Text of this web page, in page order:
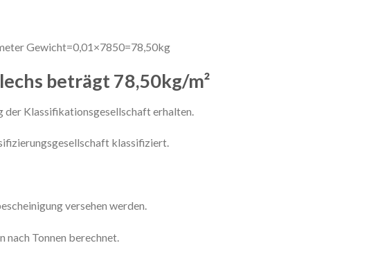
Gewicht=0,01×7850=78,50kg
beträgt 78,50kg/m²
Klassifikationsgesellschaft erhalten.
klassifiziert.
versehen werden.
nach Tonnen berechnet.